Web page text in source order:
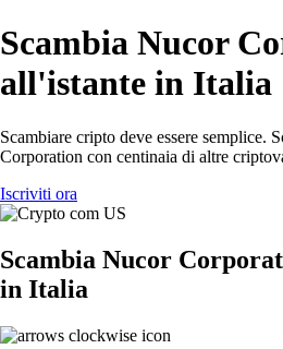
Scambia Nucor
all'istante in Italia
Scambiare cripto deve essere semplice.
Corporation con centinaia di altre
Iscriviti ora
Scambia Nucor
in Italia